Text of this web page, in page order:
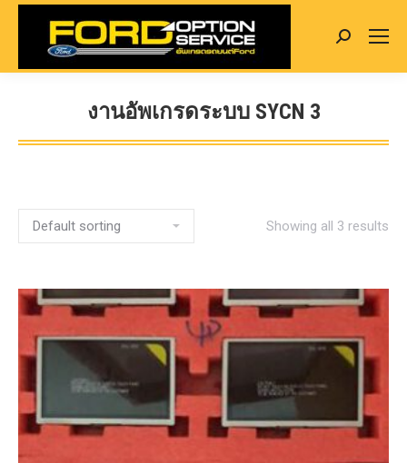
Search:
งานอัพเกรดระบบ SYCN 3
You are here:
Showing all 3 results